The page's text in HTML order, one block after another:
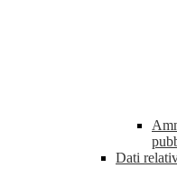
Dati